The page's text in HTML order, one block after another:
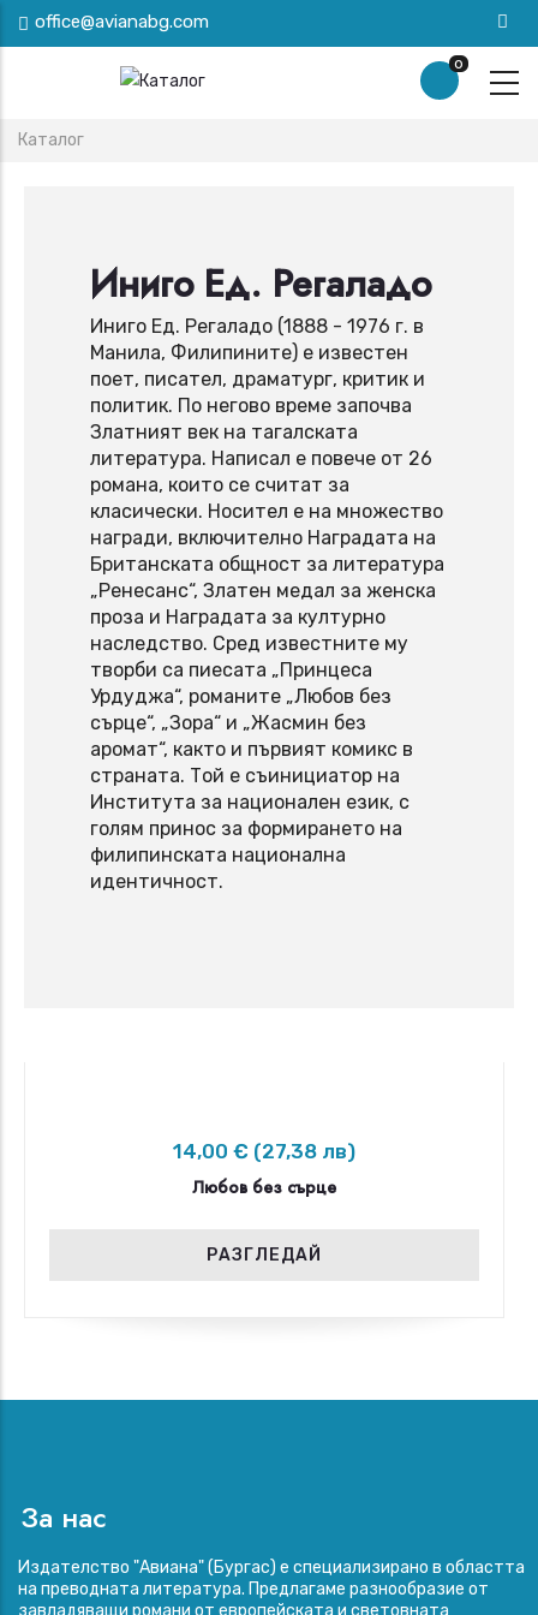
Премини
към
office@avianabg.com
0
Breadcrumb
Каталог
Иниго Ед. Регаладо
Иниго Ед. Регаладо (1888 - 1976 г. в
Манила, Филипините) е известен
поет, писател, драматург, критик и
политик. По негово време започва
Златният век на тагалската
литература. Написал е повече от 26
романа, които се считат за
класически. Носител е на множество
награди, включително Наградата на
Британската общност за литература
„Ренесанс“, Златен медал за женска
проза и Наградата за културно
наследство. Сред известните му
творби са пиесата „Принцеса
Урдуджа“, романите „Любов без
сърце“, „Зора“ и „Жасмин без
аромат“, както и първият комикс в
страната. Той е съинициатор на
Института за национален език, с
голям принос за формирането на
филипинската национална
идентичност.
14,00 € (27,38 лв)
Любов без сърце
РАЗГЛЕДАЙ
За нас
Издателство "Авиана" (Бургас) е специализирано в областта
на преводната литература. Предлагаме разнообразие от
завладяващи романи от европейската и световната